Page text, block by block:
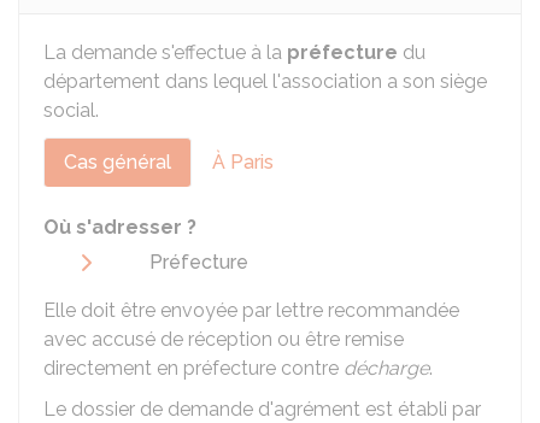
La demande s'effectue à la préfecture du
département dans lequel l'association a son siège
social.
Cas général À Paris
Où s'adresser ?
Préfecture
Elle doit être envoyée par lettre recommandée
avec accusé de réception ou être remise
directement en préfecture contre décharge.
Le dossier de demande d'agrément est établi par